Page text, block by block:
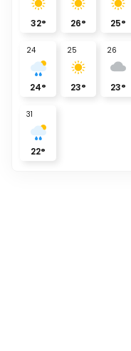
32° 26° 25°
24
24°
25
23°
26
23°
31
22°